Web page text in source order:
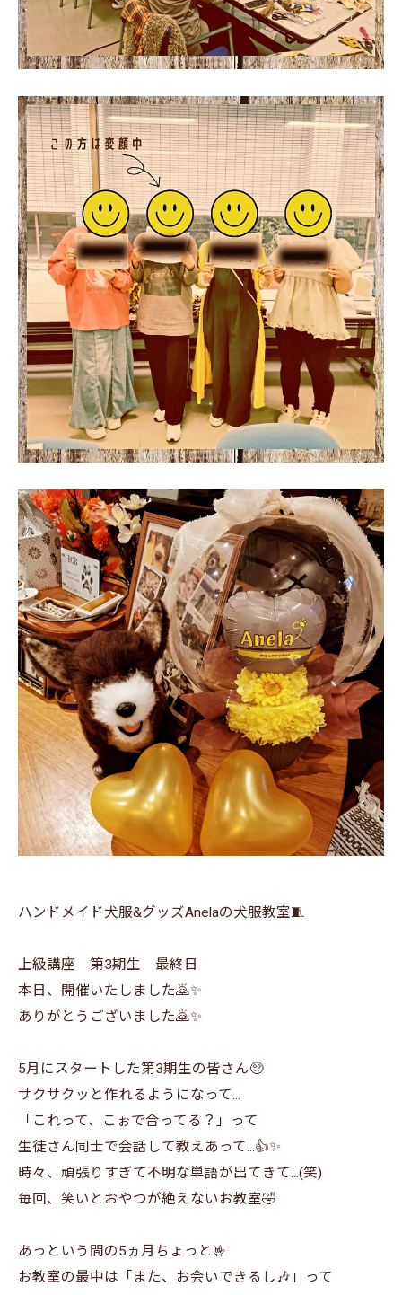
ハンドメイド犬服&グッズAnelaの犬服教室🧵
上級講座 第3期生 最終日
本日、開催いたしました🙇✨
ありがとうございました🙇✨
5月にスタートした第3期生の皆さん🥺
サクサクッと作れるようになって...
「これって、こぉで合ってる？」って
生徒さん同士で会話して教えあって...👍✨
時々、頑張りすぎて不明な単語が出てきて...(笑)
毎回、笑いとおやつが絶えないお教室🤣
あっという間の5ヵ月ちょっと🤟
お教室の最中は「また、お会いできるし🎶」って